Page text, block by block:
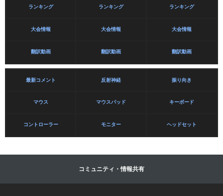
ランキング ランキング ランキング
大会情報 大会情報 大会情報
翻訳動画 翻訳動画 翻訳動画
最新コメント 反射神経 振り向き
マウス マウスパッド キーボード
コントローラー モニター ヘッドセット
コミュニティ・情報共有